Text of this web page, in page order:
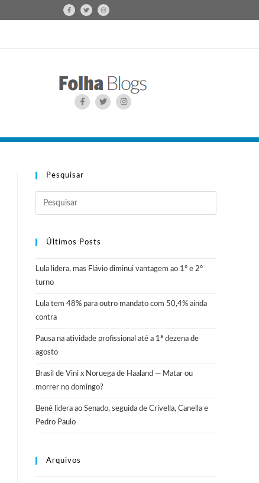
Pesquisar
Últimos Posts
Lula lidera, mas Flávio diminui vantagem ao 1º e 2º
turno
Lula tem 48% para outro mandato com 50,4% ainda
contra
Pausa na atividade profissional até a 1ª dezena de
agosto
Brasil de Vini x Noruega de Haaland — Matar ou
morrer no domingo?
Bené lidera ao Senado, seguida de Crivella, Canella e
Pedro Paulo
Arquivos